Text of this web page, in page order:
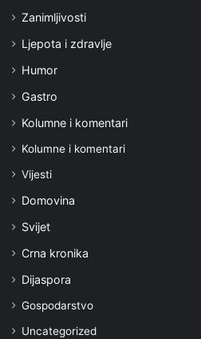
Zanimljivosti
Ljepota i zdravlje
Humor
Gastro
Kolumne i komentari
Kolumne i komentari
Vijesti
Domovina
Svijet
Crna kronika
Dijaspora
Gospodarstvo
Uncategorized